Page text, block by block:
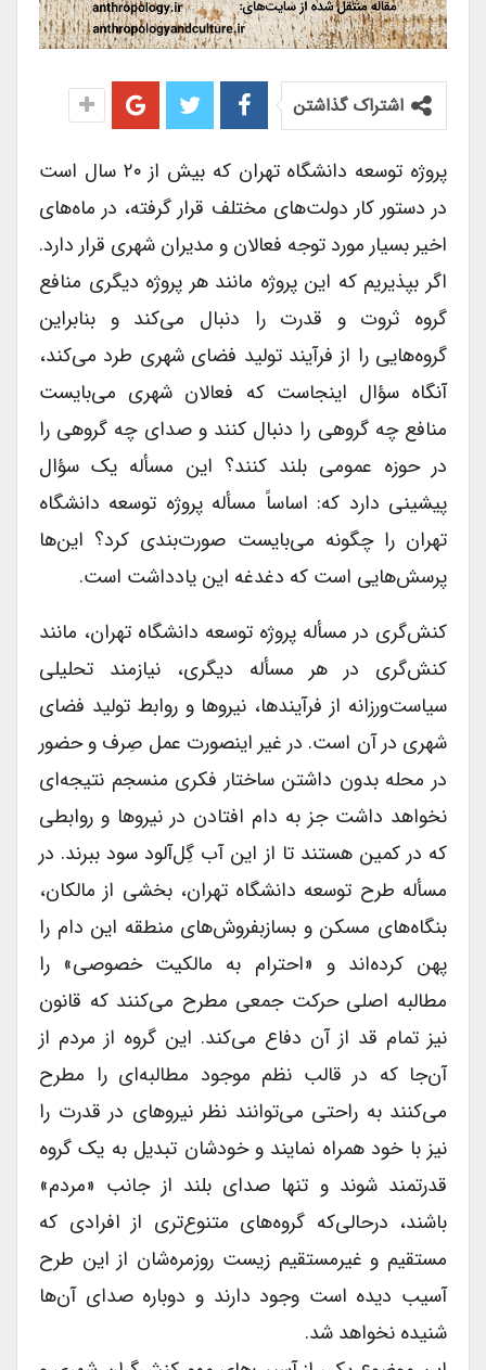
اشتراک گذاشتن
پروژه توسعه دانشگاه تهران که بیش از ۲۰ سال است
در دستور کار دولت‌های مختلف قرار گرفته، در ماه‌های
اخیر بسیار مورد توجه فعالان و مدیران شهری قرار دارد.
اگر بپذیریم که این پروژه مانند هر پروژه دیگری منافع
گروه ثروت و قدرت را دنبال می‌کند و بنابراین
گروه‌هایی را از فرآیند تولید فضای شهری طرد می‌کند،
آنگاه سؤال اینجاست که فعالان شهری می‌بایست
منافع چه گروهی را دنبال کنند و صدای چه گروهی را
در حوزه عمومی بلند کنند؟ این مسأله یک سؤال
پیشینی دارد که: اساساً مسأله پروژه توسعه دانشگاه
تهران را چگونه می‌بایست صورت‌بندی کرد؟ این‌ها
پرسش‌هایی است که دغدغه این یادداشت است.
کنش‌گری در مسأله پروژه توسعه دانشگاه تهران، مانند
کنش‌گری در هر مسأله دیگری، نیازمند تحلیلی
سیاست‌ورزانه از فرآیندها، نیروها و روابط تولید فضای
شهری در آن است. در غیر اینصورت عمل صِرف و حضور
در محله بدون داشتن ساختار فکری منسجم نتیجه‌ای
نخواهد داشت جز به دام افتادن در نیروها و روابطی
که در کمین هستند تا از این آب گِل‌آلود سود ببرند. در
مسأله طرح توسعه دانشگاه تهران، بخشی از مالکان،
بنگاه‌های مسکن و بسازبفروش‌های منطقه این دام را
پهن کرده‌اند و «احترام به مالکیت خصوصی» را
مطالبه اصلی حرکت جمعی مطرح می‌کنند که قانون
نیز تمام قد از آن دفاع می‌کند. این گروه از مردم از
آن‌جا که در قالب نظم موجود مطالبه‌ای را مطرح
می‌کنند به راحتی می‌توانند نظر نیروهای در قدرت را
نیز با خود همراه نمایند و خودشان تبدیل به یک گروه
قدرتمند شوند و تنها صدای بلند از جانب «مردم»
باشند، درحالی‌که گروه‌های متنوع‌تری از افرادی که
مستقیم و غیرمستقیم زیست روزمره‌شان از این طرح
آسیب دیده است وجود دارند و دوباره صدای آن‌ها
شنیده نخواهد شد.